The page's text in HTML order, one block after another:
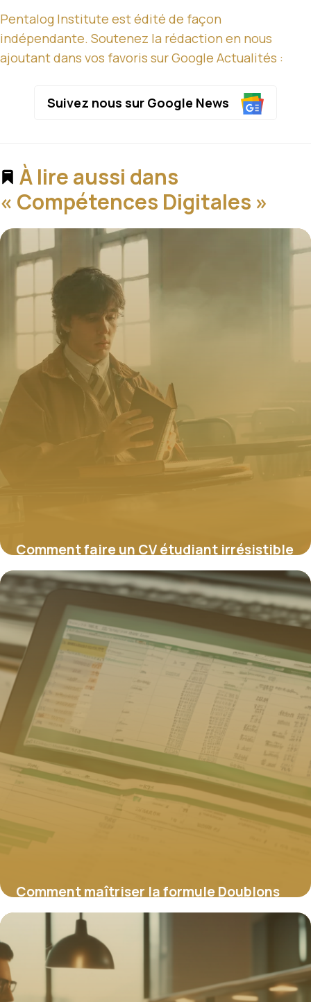
Pentalog Institute est édité de façon
indépendante. Soutenez la rédaction en nous
ajoutant dans vos favoris sur Google Actualités :
Suivez nous sur Google News
À lire aussi dans
« Compétences Digitales »
Comment faire un CV étudiant irrésistible
en 2026 ?
8 février 2026
Comment maîtriser la formule Doublons
Excel pour une gestion de données fiable
2 février 2026